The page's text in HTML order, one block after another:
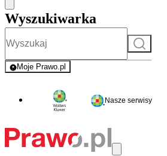
Wyszukiwarka
Szukaj
Moje Prawo.pl
- rejestracja i logowanie do serwisu
Nasze serwisy